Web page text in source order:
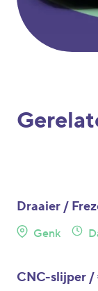
Draaier /
Genk
CNC-slijper /